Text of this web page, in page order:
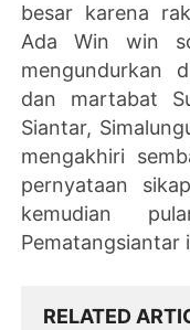
besar karena
Ada Win win
mengundurkan
dan martabat
Siantar,
mengakhiri
pernyataan
kemudian
Pematangsiantar
RELATED